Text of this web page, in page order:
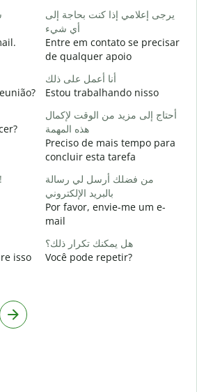
يرجى إعلامي إذا كنت بحاجة إلى
أي شيء
Entre em contato se precisar
de qualquer apoio
أنا أعمل على ذلك
Estou trabalhando nisso
أحتاج إلى مزيد من الوقت لإكمال
هذه المهمة
Preciso de mais tempo para
concluir esta tarefa
شكرا لك على مساعدتك!
من فضلك أرسل لي رسالة
بالبريد الإلكتروني
Por favor, envie-me um e-
mail
isso
هل يمكنك تكرار ذلك؟
Você pode repetir?